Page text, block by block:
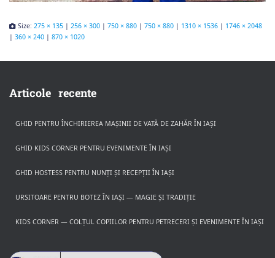
Size: 275 × 135 | 256 × 300 | 750 × 880 | 750 × 880 | 1310 × 1536 | 1746 × 2048
| 360 × 240 | 870 × 1020
Articole recente
GHID PENTRU ÎNCHIRIEREA MAȘINII DE VATĂ DE ZAHĂR ÎN IAȘI
GHID KIDS CORNER PENTRU EVENIMENTE ÎN IAȘI
GHID HOSTESS PENTRU NUNȚI ȘI RECEPȚII ÎN IAȘI
URSITOARE PENTRU BOTEZ ÎN IAȘI — MAGIE ȘI TRADIȚIE
KIDS CORNER — COLȚUL COPIILOR PENTRU PETRECERI ȘI EVENIMENTE ÎN IAȘI